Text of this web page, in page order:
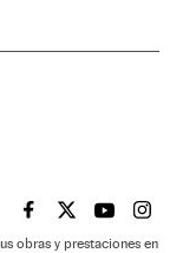
EL PAÍS BRASIL EN
EL PAÍSEL PAÍS
EL
obras y prestaciones en